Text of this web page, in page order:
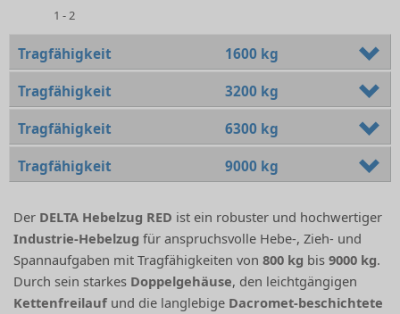
1 - 2
Tragfähigkeit 1600 kg
Tragfähigkeit 3200 kg
Tragfähigkeit 6300 kg
Tragfähigkeit 9000 kg
Der DELTA Hebelzug RED ist ein robuster und hochwertiger
Industrie-Hebelzug für anspruchsvolle Hebe-, Zieh- und
Spannaufgaben mit Tragfähigkeiten von800 kg bis9000 kg.
Durch sein starkes Doppelgehäuse, den leichtgängigen
Kettenfreilauf und die langlebige Dacromet-beschichtete